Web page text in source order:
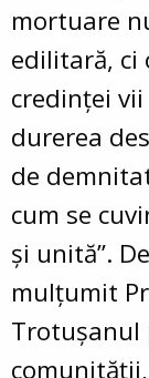
mortuare
edilitară, ci
credinței
durerea
de
cum se
și unită”.
mulțumit
Trotușanul